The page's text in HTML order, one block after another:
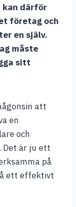
kan därför
företag och
en själv.
måste
sitt
att
en
och
Det är ju ett
på
ett effektivt